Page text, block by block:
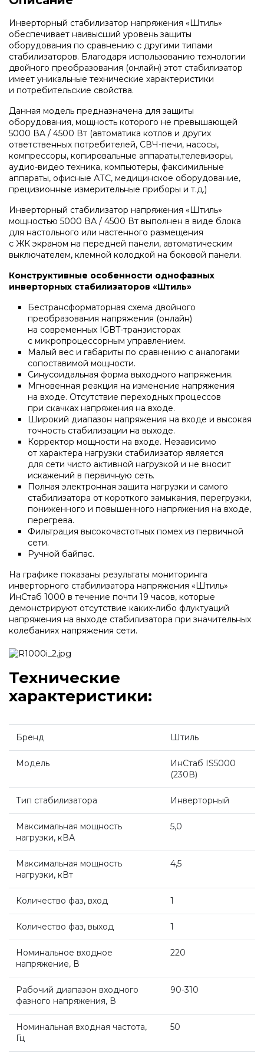
Водонагреватели и бойлеры Protherm
Терморегуляторы Protherm
Принадлежности Protherm
Готовые решения Protherm
Baxi
Настенные газовые котлы Baxi
Настенные конденсационные котлы Baxi
Напольные конденсационные котлы Baxi
Напольные котлы с атмосферной горелкой
Baxi
Электрические котлы Baxi
Vaillant
Настенные газовые котлы Vaillant
Настенные газовые конденсационные котлы
Vaillant
Напольные газовые котлы Vaillant
Напольные газовые конденсационные
котлы Vaillant
Настенные электрические котлы Vaillant
Ёмкостные водонагреватели Vaillant
Системы управления Vaillant
Пакетные решения Vaillant
Вентиляционные установки Vaillant
Насосные группы Vaillant
Viessmann
Напольные газовые котлы
Настенные конденсационные котлы
Напольные конденсационные котлы
Водонагреватели
Ferroli
Запчасти для котлов DeDietrich
Запчасти для котлов Rinnai
Запчасти Weishaupt
Запчасти для котлов Mizudo
Запчасти Elko
Запчасти Giersch
Запчасти для котлов Ferroli
Инверторный стабилизатор напряжения «Штиль»
обеспечивает наивысший уровень защиты
оборудования по сравнению с другими типами
стабилизаторов. Благодаря использованию технологии
двойного преобразования (онлайн) этот стабилизатор
имеет уникальные технические характеристики
и потребительские свойства.
Данная модель предназначена для защиты
оборудования, мощность которого не превышающей
5000 ВA / 4500 Вт (автоматика котлов и других
ответственных потребителей, СВЧ-печи, насосы,
компрессоры, копировальные аппараты,телевизоры,
аудио-видео техника, компьютеры, факсимильные
аппараты, офисные АТС, медицинское оборудование,
прецизионные измерительные приборы и т.д.)
Инверторный стабилизатор напряжения «Штиль»
мощностью 5000 ВА / 4500 Вт выполнен в виде блока
для настольного или настенного размещения
с ЖК экраном на передней панели, автоматическим
выключателем, клемной колодкой на боковой панели.
Конструктивные особенности однофазных
инверторных стабилизаторов «Штиль»
Бестрансформаторная схема двойного
преобразования напряжения (онлайн)
на современных IGBT-транзисторах
с микропроцессорным управлением.
Малый вес и габариты по сравнению с аналогами
сопоставимой мощности.
Синусоидальная форма выходного напряжения.
Мгновенная реакция на изменение напряжения
на входе. Отсутствие переходных процессов
при скачках напряжения на входе.
Широкий диапазон напряжения на входе и высокая
точность стабилизации на выходе.
Корректор мощности на входе. Независимо
от характера нагрузки стабилизатор является
для сети чисто активной нагрузкой и не вносит
искажений в первичную сеть.
Полная электронная защита нагрузки и самого
стабилизатора от короткого замыкания, перегрузки,
пониженного и повышенного напряжения на входе,
перегрева.
Фильтрация высокочастотных помех из первичной
сети.
Ручной байпас.
На графике показаны результаты мониторинга
инверторного стабилизатора напряжения «Штиль»
ИнСтаб 1000 в течение почти 19 часов, которые
демонстрируют отсутствие каких-либо флуктуаций
напряжения на выходе стабилизатора при значительных
колебаниях напряжения сети.
Технические
характеристики:
Бренд Штиль
Модель
ИнСтаб IS5000
(230В)
Тип стабилизатора Инверторный
Максимальная мощность
нагрузки, кВА
5,0
Максимальная мощность
нагрузки, кВт
4,5
Количество фаз, вход 1
Количество фаз, выход 1
Номинальное входное
напряжение, В
220
Рабочий диапазон входного
фазного напряжения, В
90-310
Номинальная входная частота,
Гц
50